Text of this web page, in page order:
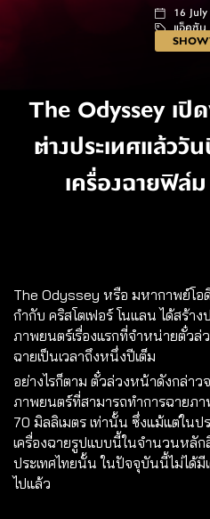
16
แอ็คชั
173 น
The Odyssey เปิ
ต่างประเทศแล้ววั
เครื่องฉายฟิล์
The Odyssey หรือ มหากาพย์โอ
กำกับ คริสโตเฟอร์ โนแลน ได้สร้า
ภาพยนตร์เรื่องแรกที่จำหน่ายตั๋วล่
ฉายเป็นเวลาถึงหนึ่งปีเต็ม
อย่างไรก็ตาม ตั๋วล่วงหน้าดังกล่าว
ภาพยนตร์ที่สามารถทำการฉายภ
70 มิลลิเมตร เท่านั้น ซึ่งแม้แต่ในป
เครื่องฉายรูปแบบนี้ในจำนวนหลัก
ประเทศไทยนั้น ในปัจจุบันนี้ไม่ได้
ไปแล้ว